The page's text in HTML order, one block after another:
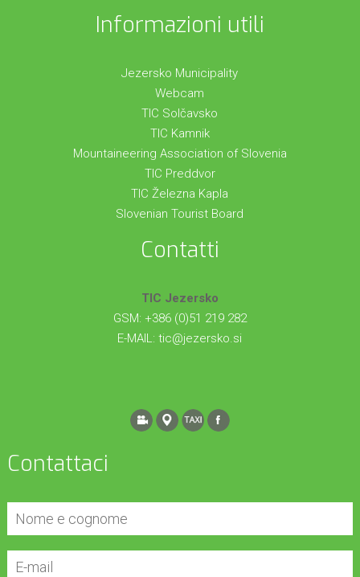
Informazioni utili
Jezersko Municipality
Webcam
TIC Solčavsko
TIC Kamnik
Mountaineering Association of Slovenia
TIC Preddvor
TIC Železna Kapla
Slovenian Tourist Board
Contatti
TIC Jezersko
GSM: +386 (0)51 219 282
E-MAIL:tic@jezersko.si
Contattaci